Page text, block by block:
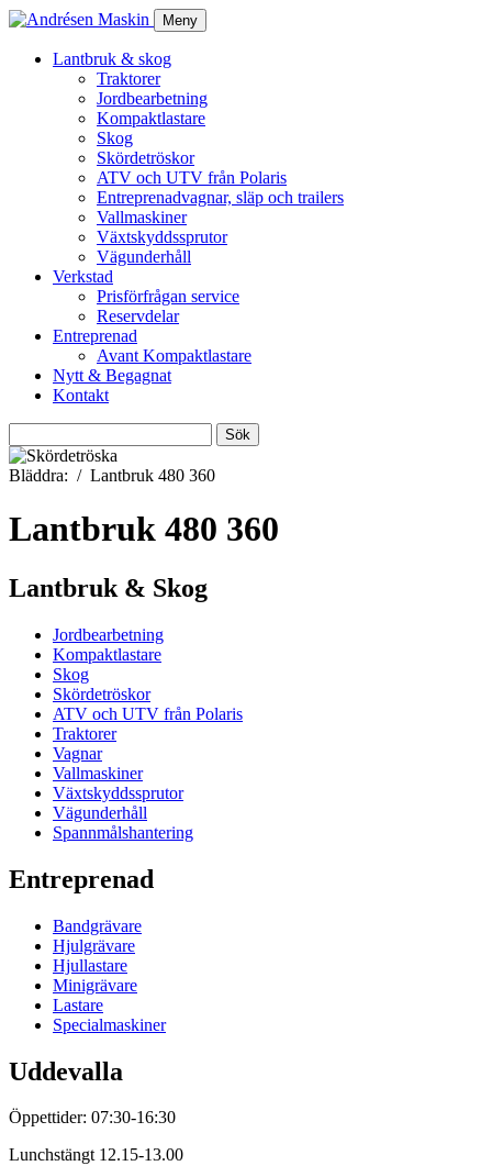
Meny
Lantbruk & skog
Traktorer
Jordbearbetning
Kompaktlastare
Skog
Skördetröskor
ATV och UTV från Polaris
Entreprenadvagnar, släp och trailers
Vallmaskiner
Växtskyddssprutor
Vägunderhåll
Verkstad
Prisförfrågan service
Reservdelar
Entreprenad
Avant Kompaktlastare
Nytt & Begagnat
Kontakt
efter:
Bläddra:
Lantbruk 480 360
Lantbruk 480 360
Lantbruk & Skog
Jordbearbetning
Kompaktlastare
Skog
Skördetröskor
ATV och UTV från Polaris
Traktorer
Vagnar
Vallmaskiner
Växtskyddssprutor
Vägunderhåll
Spannmålshantering
Entreprenad
Bandgrävare
Hjulgrävare
Hjullastare
Minigrävare
Lastare
Specialmaskiner
Uddevalla
Öppettider: 07:30-16:30
Lunchstängt 12.15-13.00